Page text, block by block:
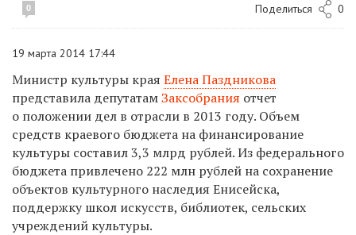
0 Поделиться 0
19 марта 2014 17:44
Министр культуры края Елена Паздникова
представила депутатамЗаксобрания отчет
о положении дел в отрасли в 2013 году. Объем
средств краевого бюджета на финансирование
культуры составил 3,3 млрд рублей. Из федерального
бюджета привлечено 222 млн рублей на сохранение
объектов культурного наследия Енисейска,
поддержку школ искусств, библиотек, сельских
учреждений культуры.